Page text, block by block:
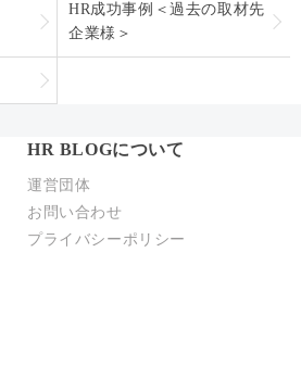
HR成功事例＜過去の取材先
企業様＞
HR BLOGについて
運営団体
お問い合わせ
プライバシーポリシー